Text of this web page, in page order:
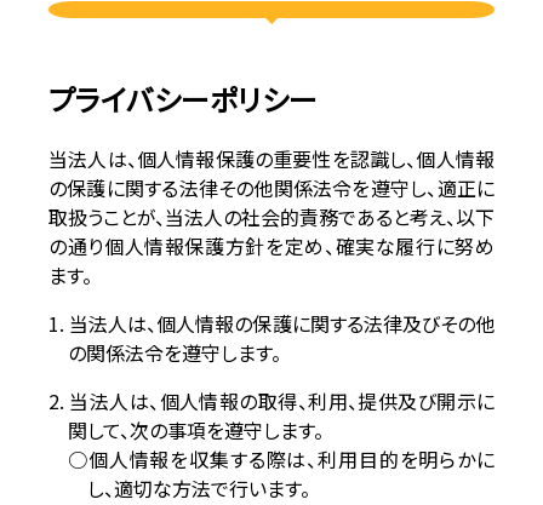
プライバシーポリシー
当法人は、個人情報保護の重要性を認識し、個人情報
の保護に関する法律その他関係法令を遵守し、適正に
取扱うことが、当法人の社会的責務であると考え、以下
の通り個人情報保護方針を定め、確実な履行に努め
ます。
1. 当法人は、個人情報の保護に関する法律及びその他
の関係法令を遵守します。
2. 当法人は、個人情報の取得、利用、提供及び開示に
関して、次の事項を遵守します。
個人情報を収集する際は、利用目的を明らかに
し、適切な方法で行います。